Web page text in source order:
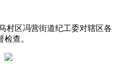
村区冯营街道纪工委对辖区各
查。